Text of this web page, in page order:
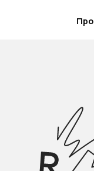
Проекты